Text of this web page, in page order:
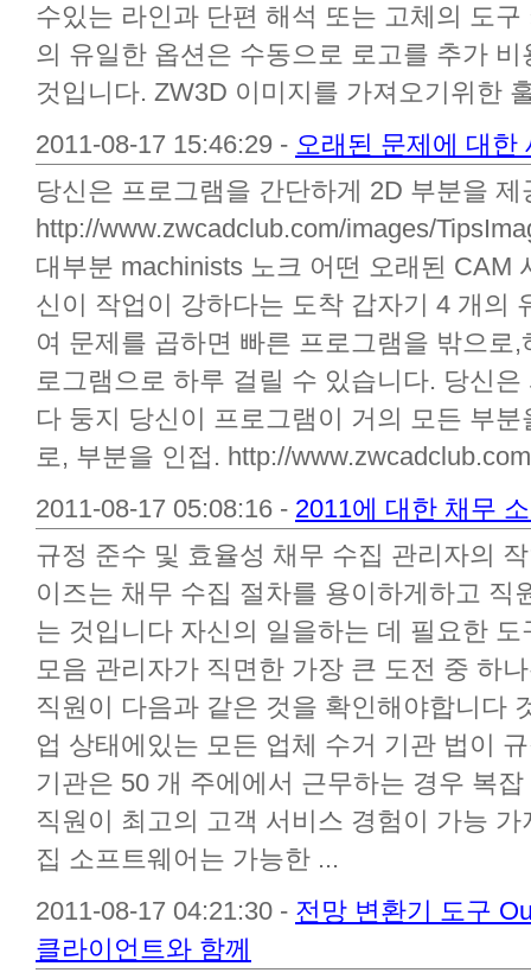
수있는 라인과 단편 해석 또는 고체의 도
의 유일한 옵션은 수동으로 로고를 추가
것입니다. ZW3D 이미지를 가져오기위한
2011-08-17 15:46:29 - 오래된 문제에 대한
당신은 프로그램을 간단하게 2D 부분을
http://www.zwcadclub.com/images/
대부분 machinists 노크 어떤 오래된 CAM
신이 작업이 강하다는 도착 갑자기 4 개의
여 문제를 곱하면 빠른 프로그램을 밖으로
로그램으로 하루 걸릴 수 있습니다. 당신
다 둥지 당신이 프로그램이 거의 모든 부
로, 부분을 인접. http://
2011-08-17 05:08:16 - 2011에 대한 채무
규정 준수 및 효율성 채무 수집 관리자의
이즈는 채무 수집 절차를 용이하게하고 직
는 것입니다 자신의 일을하는 데 필요한
모음 관리자가 직면한 가장 큰 도전 중 하
직원이 다음과 같은 것을 확인해야합니다
업 상태에있는 모든 업체 수거 기관 법이
기관은 50 개 주에에서 근무하는 경우 복
직원이 최고의 고객 서비스 경험이 가능
집 소프트웨어는 가능한 ...
2011-08-17 04:21:30 - 전망 변환기 도구
클라이언트와 함께